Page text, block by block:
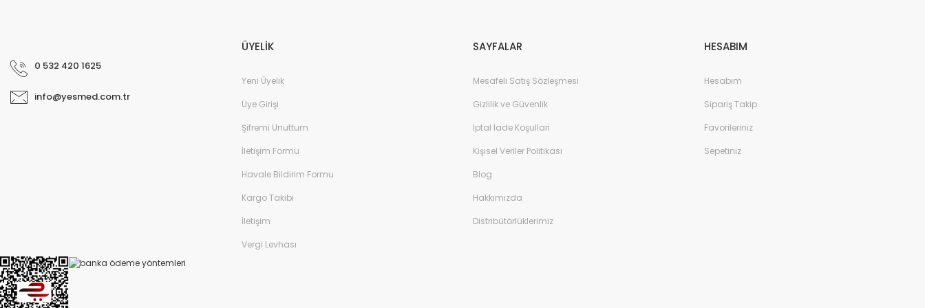
0 532 420 1625
info@yesmed.com.tr
ÜYELİK
Yeni Üyelik
Üye Girişi
Şifremi Unuttum
İletişim Formu
Havale Bildirim Formu
Kargo Takibi
İletişim
Vergi Levhası
SAYFALAR
Mesafeli Satış Sözleşmesi
Gizlilik ve Güvenlik
İptal İade Koşullari
Kişisel Veriler Politikası
Blog
Hakkımızda
Distribütörlüklerimiz
HESABIM
Hesabım
Sipariş Takip
Favorileriniz
Sepetiniz